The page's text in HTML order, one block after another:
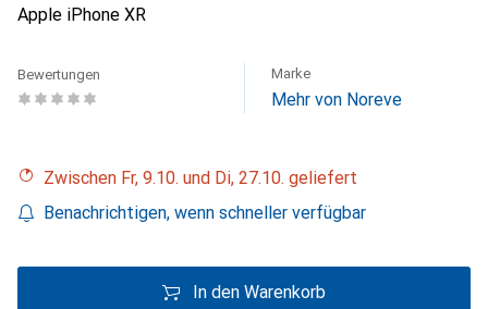
Apple iPhone XR
Bewertungen Marke
Mehr von Noreve
Zwischen Fr, 9.10. und Di, 27.10. geliefert
Benachrichtigen, wenn schneller verfügbar
In den Warenkorb